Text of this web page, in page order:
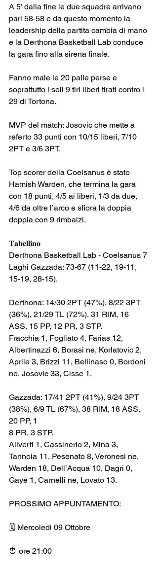
A 5’ dalla fine le due squadre arrivano
pari 58-58 e da questo momento la
leadership della partita cambia di mano
e la Derthona Basketball Lab conduce
la gara fino alla sirena finale.
Fanno male le 20 palle perse e
soprattutto i soli 9 tiri liberi tirati contro i
29 di Tortona.
MVP del match: Josovic che mette a
referto 33 punti con 10/15 liberi, 7/10
2PT e 3/6 3PT.
Top scorer della Coelsanus è stato
Hamish Warden, che termina la gara
con 18 punti, 4/5 ai liberi, 1/3 da due,
4/6 da oltre l’arco e sfiora la doppia
doppia con 9 rimbalzi.
𝐓𝐚𝐛𝐞𝐥𝐥𝐢𝐧𝐨
Derthona Basketball Lab - Coelsanus 7
Laghi Gazzada: 73-67 (11-22, 19-11,
15-19, 28-15).
Derthona: 14/30 2PT (47%), 8/22 3PT
(36%), 21/29 TL (72%), 31 RIM, 16
ASS, 15 PP, 12 PR, 3 STP.
Fracchia 1, Fogliato 4, Farias 12,
Albertinazzi 6, Borasi ne, Korlatovic 2,
Aprile 3, Brizzi 11, Bellinaso 0, Bordoni
ne, Josovic 33, Cisse 1.
Gazzada: 17/41 2PT (41%), 9/24 3PT
(38%), 6/9 TL (67%), 38 RIM, 18 ASS,
20 PP, 1
8 PR, 3 STP.
Aliverti 1, Cassinerio 2, Mina 3,
Tannoia 11, Pesenato 8, Veronesi ne,
Warden 18, Dell’Acqua 10, Dagri 0,
Gaye 1, Carnelli ne, Lovato 13.
PROSSIMO APPUNTAMENTO:
🗓️ Mercoledì 09 Ottobre
⏰ ore 21:00